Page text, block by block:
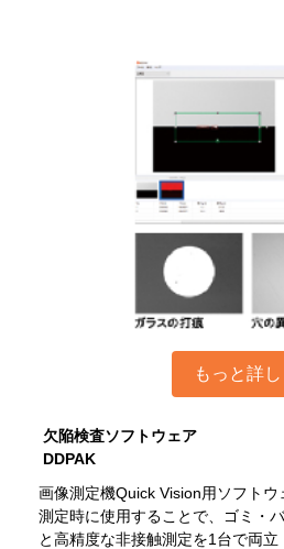
もっと詳し
欠陥検査ソフトウェア
DDPAK
画像測定機Quick Vision用ソフトウ
測定時に使用することで、ゴミ・
と高精度な非接触測定を1台で両立